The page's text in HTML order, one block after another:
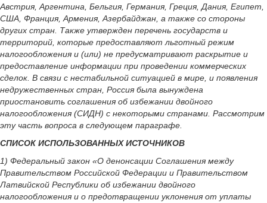
Австрия, Аргентина, Бельгия, Германия, Греция, Дания, Египет,
США, Франция, Армения, Азербайджан, а также со стороны
других стран. Также утвержден перечень государств и
территорий, которые предоставляют льготный режим
налогообложения и (или) не предусматривают раскрытие и
предоставление информации при проведении коммерческих
сделок. В связи с нестабильной ситуацией в мире, и появления
недружественных стран, Россия была вынуждена
приостановить соглашения об избежании двойного
налогообложения (СИДН) с некоторыми странами. Рассмотрим
эту часть вопроса в следующем параграфе.
СПИСОК ИСПОЛЬЗОВАННЫХ ИСТОЧНИКОВ
1) Федеральный закон «О денонсации Соглашения между
Правительством Российской Федерации и Правительством
Латвийской Республики об избежании двойного
налогообложения и о предотвращении уклонения от уплаты